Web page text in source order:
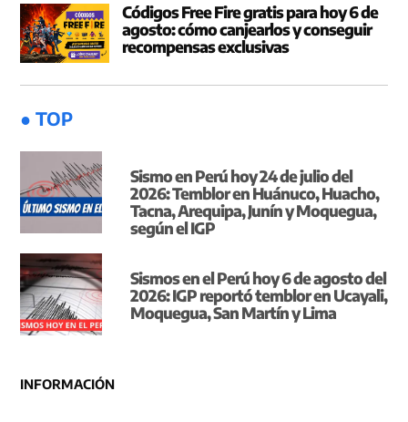
Códigos Free Fire gratis para hoy 6 de
agosto: cómo canjearlos y conseguir
recompensas exclusivas
● TOP
Sismo en Perú hoy 24 de julio del
2026: Temblor en Huánuco, Huacho,
Tacna, Arequipa, Junín y Moquegua,
según el IGP
Sismos en el Perú hoy 6 de agosto del
2026: IGP reportó temblor en Ucayali,
Moquegua, San Martín y Lima
INFORMACIÓN